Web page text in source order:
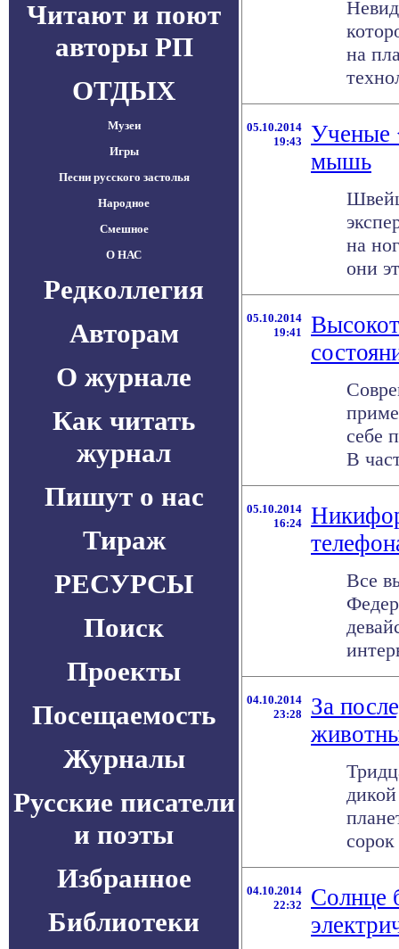
Читают и поют
авторы РП
ОТДЫХ
Музеи
Игры
Песни русского застолья
Народное
Смешное
О НАС
Редколлегия
Авторам
О журнале
Как читать
журнал
Пишут о нас
Тираж
РЕСУРСЫ
Поиск
Проекты
Посещаемость
Журналы
Русские писатели
и поэты
Избранное
Библиотеки
на
05.10.2014
19:43
Ученые
мышь
на
они
05.10.2014
19:41
себе
В
05.10.2014
16:24
Все
04.10.2014
23:28
За
04.10.2014
22:32
Солнце